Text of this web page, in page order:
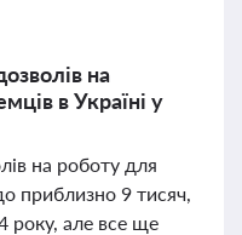
на
в Україні у
на роботу для
приблизно 9 тисяч,
року, але все ще